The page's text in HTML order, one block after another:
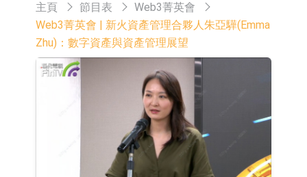
款1類創新藥、6款2類新藥
聚辰股份：公司VPD芯片已順利通過
目標客戶的測試認證
上期所：7月份對11個實際控制關系
賬戶組採取限制開倉的監管措施
特發服務：成功中標嗶哩嗶哩上海濱
江總部物業服務項目
亞太股份：公司是零跑汽車和
Stellantis集團的供應商
理工雷科面向邊緣AI場景推出"山
海"系列智算模組 系列產品基於國產
【異動股】醫療研發外包板塊拉升，
主頁 節目表
Web3菁英會
Web3菁英會 | 新火資產管理合夥人朱亞驊(Emma
Zhu)：數字資產與資產管理展望